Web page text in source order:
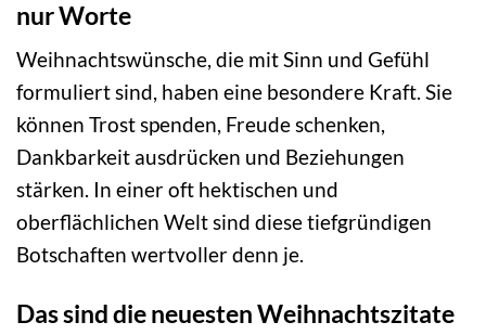
nur Worte
Weihnachtswünsche, die mit Sinn und Gefühl
formuliert sind, haben eine besondere Kraft. Sie
können Trost spenden, Freude schenken,
Dankbarkeit ausdrücken und Beziehungen
stärken. In einer oft hektischen und
oberflächlichen Welt sind diese tiefgründigen
Botschaften wertvoller denn je.
Das sind die neuesten Weihnachtszitate